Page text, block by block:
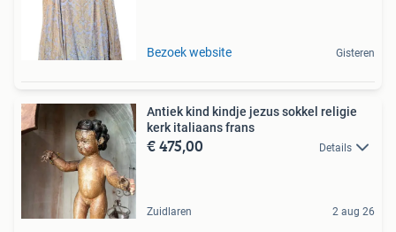
Bezoek website Gisteren
Antiek kind kindje jezus sokkel religie
kerk italiaans frans
€ 475,00 Details
Zuidlaren 2 aug 26